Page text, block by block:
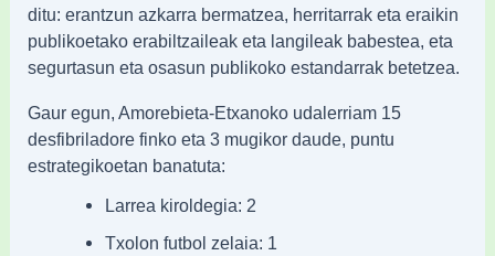
ditu: erantzun azkarra bermatzea, herritarrak eta eraikin
publikoetako erabiltzaileak eta langileak babestea, eta
segurtasun eta osasun publikoko estandarrak betetzea.
Gaur egun, Amorebieta-Etxanoko udalerriam 15
desfibriladore finko eta 3 mugikor daude, puntu
estrategikoetan banatuta:
Larrea kiroldegia: 2
Txolon futbol zelaia: 1